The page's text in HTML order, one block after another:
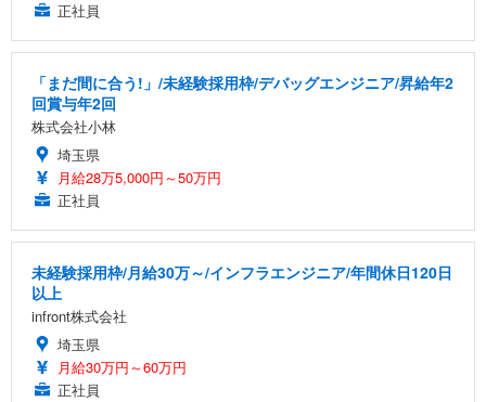
正社員
「まだ間に合う!」/未経験採用枠/デバッグエンジニア/昇給年2
回賞与年2回
株式会社小林
埼玉県
月給28万5,000円～50万円
正社員
未経験採用枠/月給30万～/インフラエンジニア/年間休日120日
以上
infront株式会社
埼玉県
月給30万円～60万円
正社員